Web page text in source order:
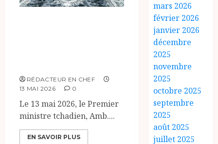
RÉDACTEUR EN CHEF
13 MAI 2026
0
Le 13 mai 2026, le Premier
ministre tchadien, Amb....
EN SAVOIR PLUS
mars 2026
février 2026
janvier 2026
décembre
2025
novembre
2025
octobre 2025
septembre
2025
août 2025
juillet 2025